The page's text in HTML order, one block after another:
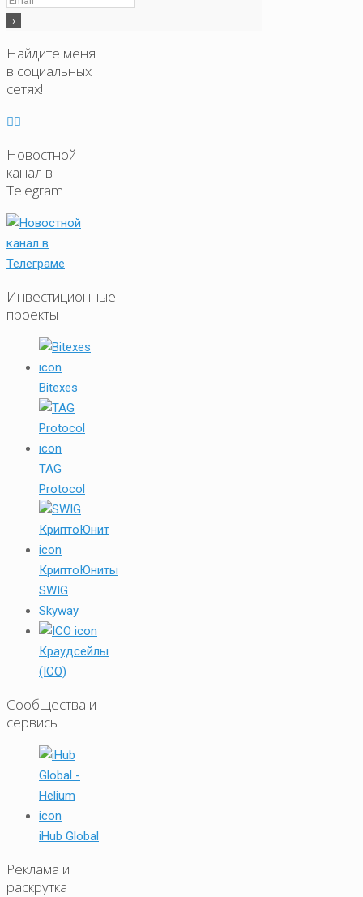
Найдите меня
в социальных
сетях!
Новостной
канал в
Telegram
Инвестиционные
проекты
Bitexes
TAG
Protocol
КриптоЮниты
SWIG
Skyway
Краудсейлы
(ICO)
Сообщества и
сервисы
iHub Global
Реклама и
раскрутка